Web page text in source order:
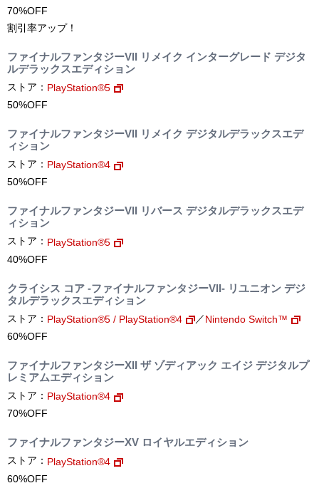
70%OFF
割引率アップ！
ファイナルファンタジーVII リメイク インターグレード デジタ
ルデラックスエディション
ストア： PlayStation®5
50%OFF
ファイナルファンタジーVII リメイク デジタルデラックスエデ
ィション
ストア： PlayStation®4
50%OFF
ファイナルファンタジーVII リバース デジタルデラックスエデ
ィション
ストア： PlayStation®5
40%OFF
クライシス コア -ファイナルファンタジーVII- リユニオン デジ
タルデラックスエディション
ストア： PlayStation®5 / PlayStation®4 ／Nintendo Switch™
60%OFF
ファイナルファンタジーXII ザ ゾディアック エイジ デジタルプ
レミアムエディション
ストア： PlayStation®4
70%OFF
ファイナルファンタジーXV ロイヤルエディション
ストア： PlayStation®4
60%OFF